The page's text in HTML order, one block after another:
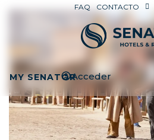
FAQ CONTACTO
MY SENATORAcceder